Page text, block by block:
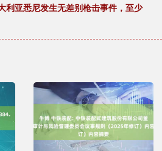
利亚悉尼发生无差别枪击事件，至少